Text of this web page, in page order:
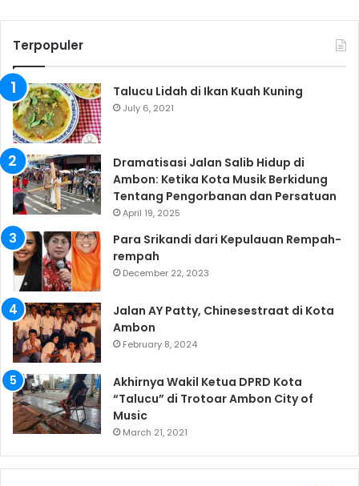
Terpopuler
Talucu Lidah di Ikan Kuah Kuning
July 6, 2021
Dramatisasi Jalan Salib Hidup di
Ambon: Ketika Kota Musik Berkidung
Tentang Pengorbanan dan Persatuan
April 19, 2025
Para Srikandi dari Kepulauan Rempah-
rempah
December 22, 2023
Jalan AY Patty, Chinesestraat di Kota
Ambon
February 8, 2024
Akhirnya Wakil Ketua DPRD Kota
“Talucu” di Trotoar Ambon City of
Music
March 21, 2021